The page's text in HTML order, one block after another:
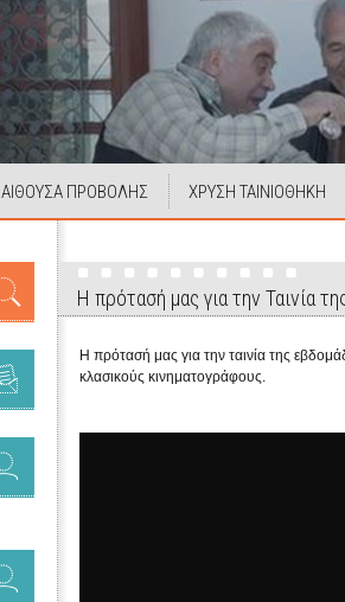
ΑΙΘΟΥΣΑ ΠΡΟΒΟΛΗΣ ΧΡΥΣΗ ΤΑΙΝΙΟΘΗΚΗ
Η πρότασή μας για την Ταινία
Η πρότασή μας για την ταινία της
κλασικούς κινηματογράφους.